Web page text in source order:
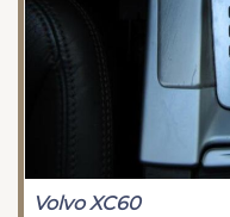
Volvo XC60